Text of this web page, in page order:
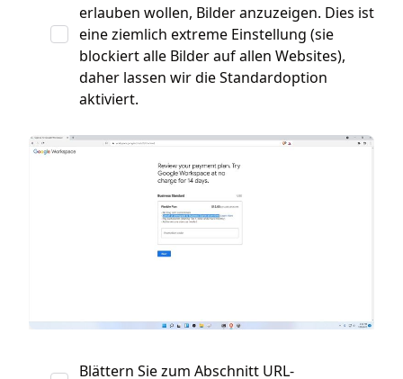
erlauben wollen, Bilder anzuzeigen. Dies ist
eine ziemlich extreme Einstellung (sie
blockiert alle Bilder auf allen Websites),
daher lassen wir die Standardoption
aktiviert.
Blättern Sie zum Abschnitt URL-